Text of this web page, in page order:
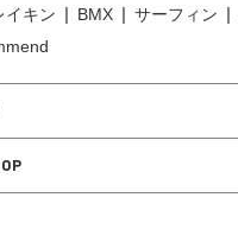
イキン BMX サーフィン